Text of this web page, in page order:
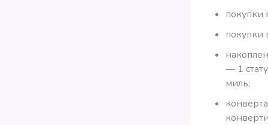
покупки
покупки
— 1
миль;